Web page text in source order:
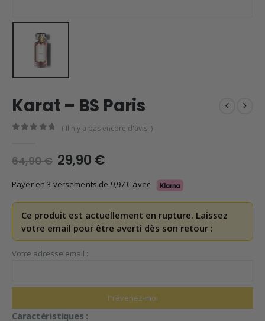
Karat – BS Paris
( Il n'y a pas encore d'avis. )
64,90€ Le
prix
initial
était :
64,90 €.
29,90€Le
actuel
est :
29,90 €.
Payer en 3 versements de 9,97€ avec
Ce produit est actuellement en rupture. Laissez
votre email pour être averti dès son retour :
Votre adresse email :
Caractéristiques :